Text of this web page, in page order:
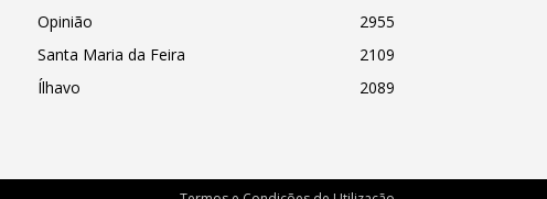
Opinião
2955
Santa Maria da Feira
2109
Ílhavo
2089